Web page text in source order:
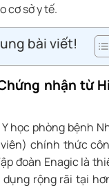
cơ sở y tế.
bài viết!
nhận từ
học phòng bệnh
chính thức
đoàn Enagic là
rộng rãi tại